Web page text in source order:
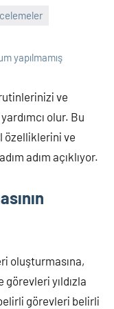
yapılmamış
ve
olur. Bu
özelliklerini ve
adım açıklıyor.
oluşturmasına,
yıldızla
görevleri belirli